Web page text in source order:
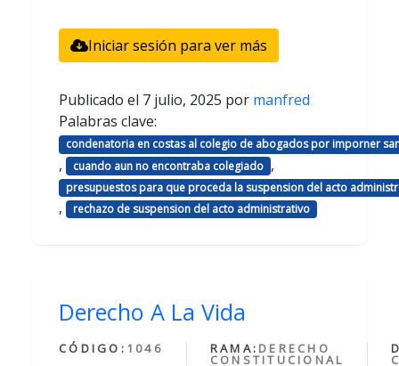
Iniciar sesión para ver más
Publicado el 7 julio, 2025 por manfred
Palabras clave:
condenatoria en costas al colegio de abogados por imporner
, cuando aun no encontraba colegiado ,
presupuestos para que proceda la suspension del acto
, rechazo de suspension del acto administrativo
Derecho A La Vida
CÓDIGO: 1046 RAMA: DERECHO
CONSTITUCIONAL